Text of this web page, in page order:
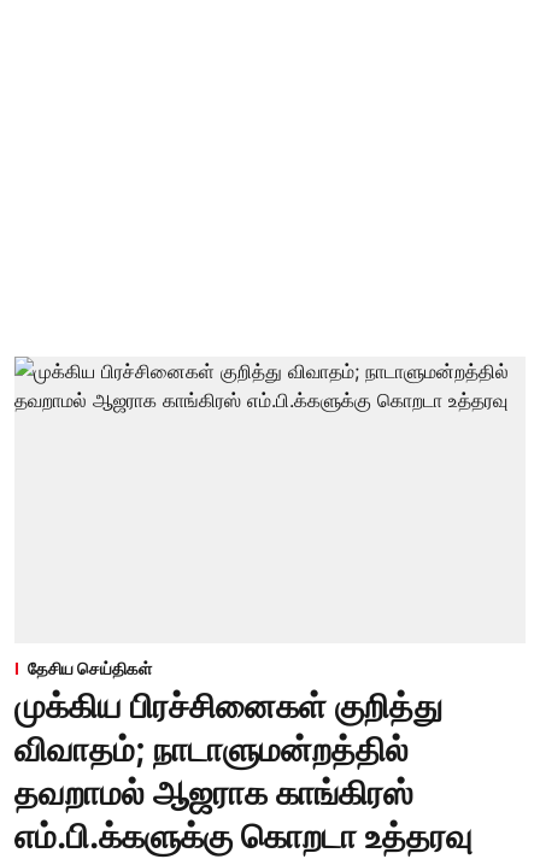
தேசிய செய்திகள்
முக்கிய பிரச்சினைகள் குறித்து
விவாதம்; நாடாளுமன்றத்தில்
தவறாமல் ஆஜராக காங்கிரஸ்
எம்.பி.க்களுக்கு கொறடா உத்தரவு